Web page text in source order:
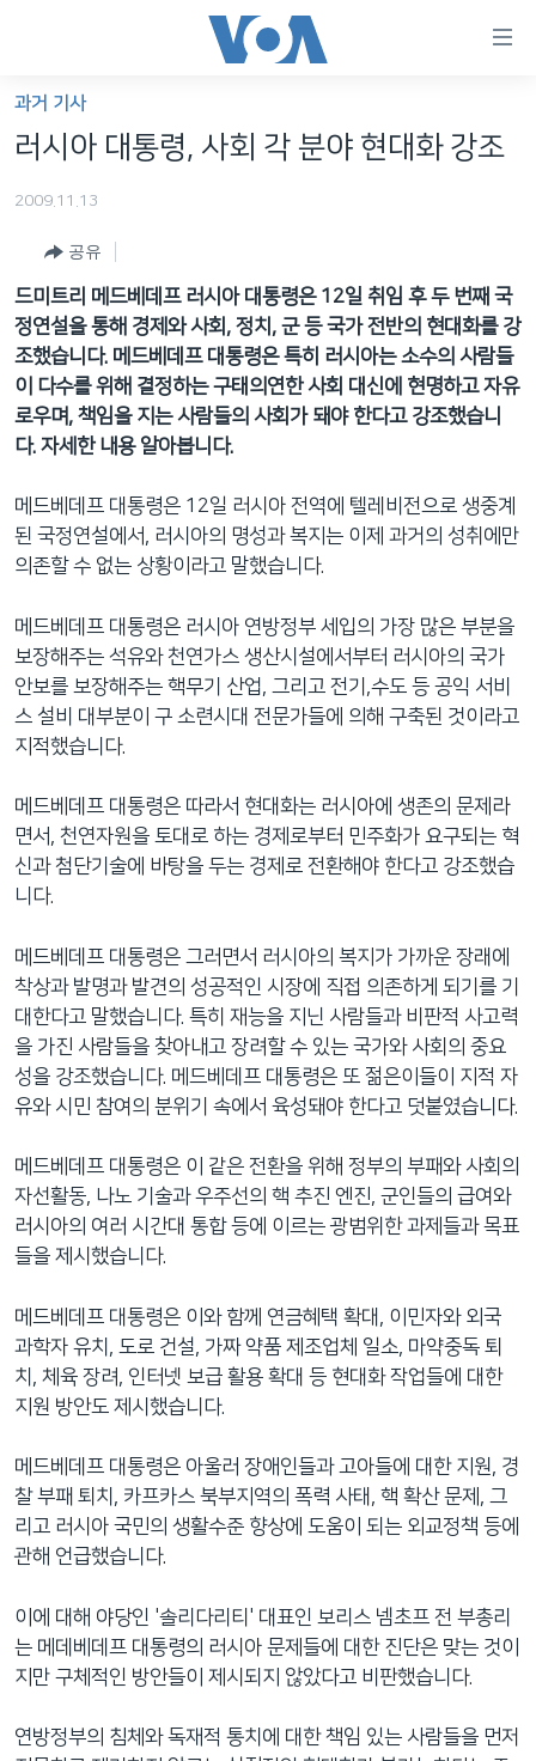
가
능
콘
츠
이
메
네
게
션
로
동
검
이
등
VOD
라디오
프로그램
주파수 안내
FOLLOW US
언어 선택
과거 기사
러시아 대통령, 사회 각 분야 현대화 강조
2009.11.13
공유
드미트리 메드베데프 러시아 대통령은 12일 취임 후 두 번째 국
정연설을 통해 경제와 사회, 정치, 군 등 국가 전반의 현대화를 강
조했습니다. 메드베데프 대통령은 특히 러시아는 소수의 사람들
이 다수를 위해 결정하는 구태의연한 사회 대신에 현명하고 자유
로우며, 책임을 지는 사람들의 사회가 돼야 한다고 강조했습니
다. 자세한 내용 알아봅니다.
메드베데프 대통령은 12일 러시아 전역에 텔레비전으로 생중계
된 국정연설에서, 러시아의 명성과 복지는 이제 과거의 성취에만
의존할 수 없는 상황이라고 말했습니다.
메드베데프 대통령은 러시아 연방정부 세입의 가장 많은 부분을
보장해주는 석유와 천연가스 생산시설에서부터 러시아의 국가
안보를 보장해주는 핵무기 산업, 그리고 전기,수도 등 공익 서비
스 설비 대부분이 구 소련시대 전문가들에 의해 구축된 것이라고
지적했습니다.
메드베데프 대통령은 따라서 현대화는 러시아에 생존의 문제라
면서, 천연자원을 토대로 하는 경제로부터 민주화가 요구되는 혁
신과 첨단기술에 바탕을 두는 경제로 전환해야 한다고 강조했습
니다.
메드베데프 대통령은 그러면서 러시아의 복지가 가까운 장래에
착상과 발명과 발견의 성공적인 시장에 직접 의존하게 되기를 기
대한다고 말했습니다. 특히 재능을 지닌 사람들과 비판적 사고력
을 가진 사람들을 찾아내고 장려할 수 있는 국가와 사회의 중요
성을 강조했습니다. 메드베데프 대통령은 또 젊은이들이 지적 자
유와 시민 참여의 분위기 속에서 육성돼야 한다고 덧붙였습니다.
메드베데프 대통령은 이 같은 전환을 위해 정부의 부패와 사회의
자선활동, 나노 기술과 우주선의 핵 추진 엔진, 군인들의 급여와
러시아의 여러 시간대 통합 등에 이르는 광범위한 과제들과 목표
들을 제시했습니다.
메드베데프 대통령은 이와 함께 연금혜택 확대, 이민자와 외국
과학자 유치, 도로 건설, 가짜 약품 제조업체 일소, 마약중독 퇴
치, 체육 장려, 인터넷 보급 활용 확대 등 현대화 작업들에 대한
지원 방안도 제시했습니다.
메드베데프 대통령은 아울러 장애인들과 고아들에 대한 지원, 경
찰 부패 퇴치, 카프카스 북부지역의 폭력 사태, 핵 확산 문제, 그
리고 러시아 국민의 생활수준 향상에 도움이 되는 외교정책 등에
관해 언급했습니다.
이에 대해 야당인 '솔리다리티' 대표인 보리스 넴초프 전 부총리
는 메데베데프 대통령의 러시아 문제들에 대한 진단은 맞는 것이
지만 구체적인 방안들이 제시되지 않았다고 비판했습니다.
연방정부의 침체와 독재적 통치에 대한 책임 있는 사람들을 먼저